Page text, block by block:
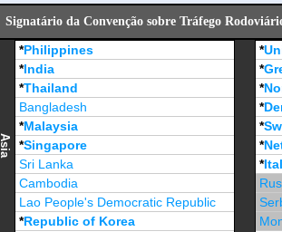
Signatário da Convenção sobre Tráfego
Asia
*Philippines
*India
*Thailand
Bangladesh
*Malaysia
*Singapore
Sri Lanka
Cambodia
Lao People's Democratic Republic
*Republic of Korea
*
*
*
*
*
*
*